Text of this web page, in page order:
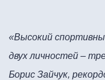
«Высокий
двух личностей –
Борис Зайчук,